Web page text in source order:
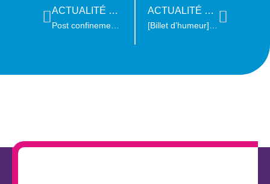
ACTUALITÉ PRÉCÉDENTE
Post confinement : Quel camp pour le monde de demain ?
ACTUALITÉ SUIVANTE
[Billet d’humeur] Ecologie intégrale, quesako ?